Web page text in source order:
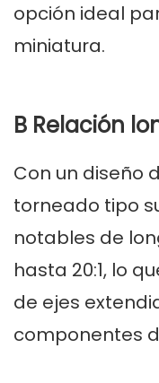
opción ideal
miniatura.
B Relación
Con un diseño
torneado tipo
notables de
hasta 20:1, lo
de ejes
componentes